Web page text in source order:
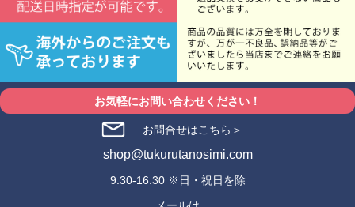
お気軽にお問い合わせください！
お問合せはこちら＞
shop@tukurutanosimi.com
9:30-16:30 ※日・祝日を除